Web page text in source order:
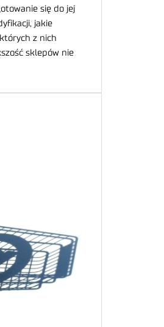
się do jej
jakie
z nich
sklepów nie